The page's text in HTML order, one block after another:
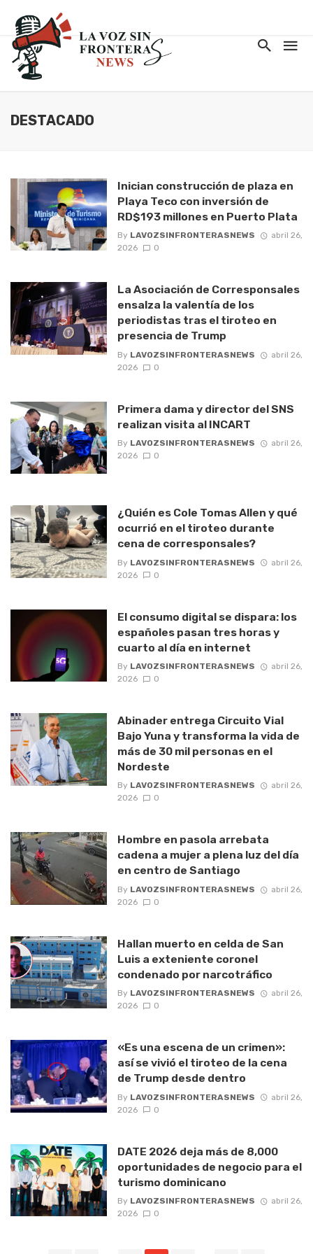
DESTACADO
Inician construcción de plaza en
Playa Teco con inversión de
RD$193 millones en Puerto Plata
By LAVOZSINFRONTERASNEWS
abril 26,
2026
0
La Asociación de Corresponsales
ensalza la valentía de los
periodistas tras el tiroteo en
presencia de Trump
By LAVOZSINFRONTERASNEWS
abril 26,
2026
0
Primera dama y director del SNS
realizan visita al INCART
By LAVOZSINFRONTERASNEWS
abril 26,
2026
0
¿Quién es Cole Tomas Allen y qué
ocurrió en el tiroteo durante
cena de corresponsales?
By LAVOZSINFRONTERASNEWS
abril 26,
2026
0
El consumo digital se dispara: los
españoles pasan tres horas y
cuarto al día en internet
By LAVOZSINFRONTERASNEWS
abril 26,
2026
0
Abinader entrega Circuito Vial
Bajo Yuna y transforma la vida de
más de 30 mil personas en el
Nordeste
By LAVOZSINFRONTERASNEWS
abril 26,
2026
0
Hombre en pasola arrebata
cadena a mujer a plena luz del día
en centro de Santiago
By LAVOZSINFRONTERASNEWS
abril 26,
2026
0
Hallan muerto en celda de San
Luis a exteniente coronel
condenado por narcotráfico
By LAVOZSINFRONTERASNEWS
abril 26,
2026
0
«Es una escena de un crimen»:
así se vivió el tiroteo de la cena
de Trump desde dentro
By LAVOZSINFRONTERASNEWS
abril 26,
2026
0
DATE 2026 deja más de 8,000
oportunidades de negocio para el
turismo dominicano
By LAVOZSINFRONTERASNEWS
abril 26,
2026
0